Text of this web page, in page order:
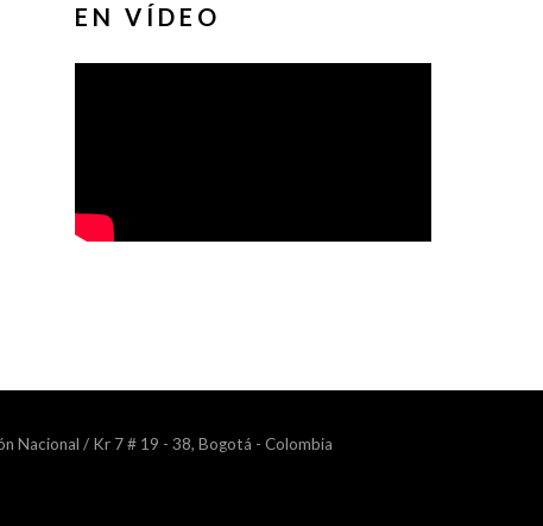
EN VÍDEO
Nacional / Kr 7 # 19 - 38, Bogotá - Colombia